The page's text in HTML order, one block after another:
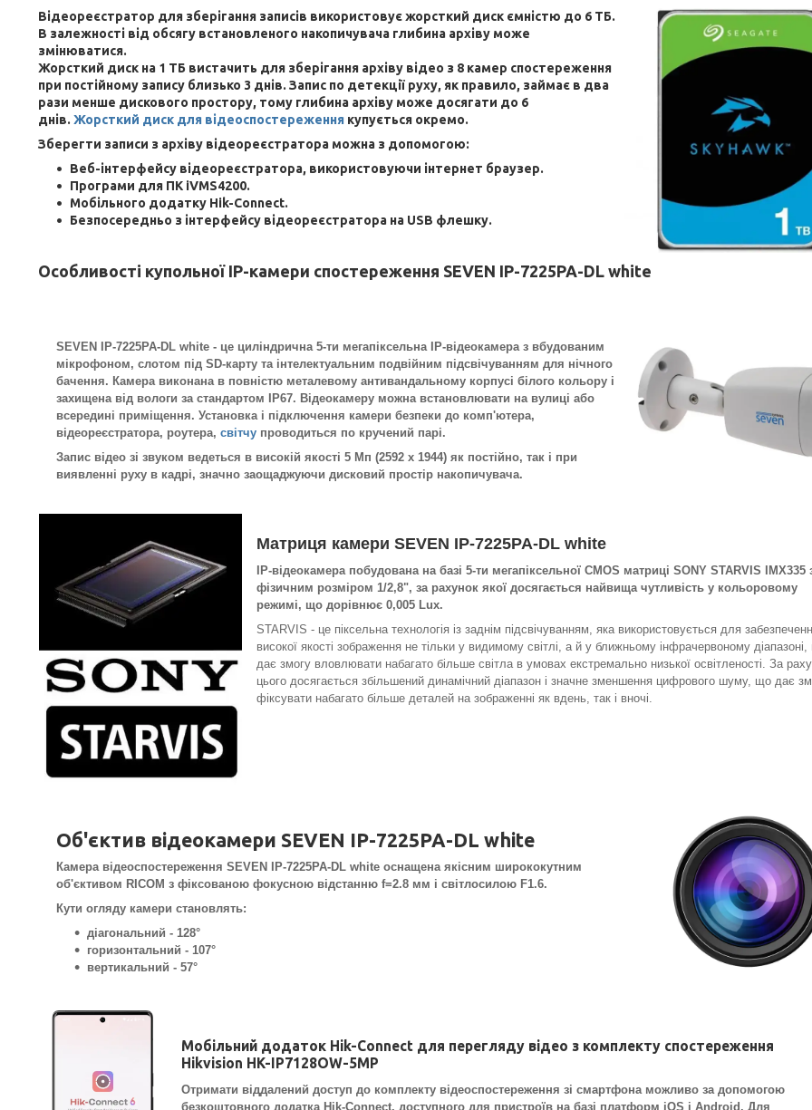
Відеореєстратор для зберігання записів використовує жорсткий диск ємністю до 6 ТБ.
В залежності від обсягу встановленого накопичувача глибина архіву може
змінюватися.
Жорсткий диск на 1 ТБ вистачить для зберігання архіву відео з 8 камер спостереження
при постійному запису близько 3 днів. Запис по детекції руху, як правило, займає в два
рази менше дискового простору, тому глибина архіву може досягати до 6
днів. Жорсткий диск для відеоспостереження купується окремо.
Зберегти записи з архіву відеореєстратора можна з допомогою:
Веб-інтерфейсу відеореєстратора, використовуючи інтернет браузер.
Програми для ПК iVMS4200.
Мобільного додатку Hik-Connect.
Безпосередньо з інтерфейсу відеореєстратора на USB флешку.
Особливості купольної IP-камери спостереження SEVEN IP-7225PA-DL white
SEVEN IP-7225PA-DL white - це циліндрична 5-ти мегапіксельна IP-відеокамера з вбудованим
мікрофоном, слотом під SD-карту та інтелектуальним подвійним підсвічуванням для нічного
бачення. Камера виконана в повністю металевому антивандальному корпусі білого кольору і
захищена від вологи за стандартом IP67. Відеокамеру можна встановлювати на вулиці або
всередині приміщення. Установка і підключення камери безпеки до комп'ютера,
відеореєстратора, роутера, світчу проводиться по кручений парі.
Запис відео зі звуком ведеться в високій якості 5 Мп (2592 x 1944) як постійно, так і при
виявленні руху в кадрі, значно заощаджуючи дисковий простір накопичувача.
Матриця камери SEVEN IP-7225PA-DL white
IP-відеокамера побудована на базі 5-ти мегапіксельної CMOS матриці SONY STARVIS IMX335
фізичним розміром 1/2,8", за рахунок якої досягається найвища чутливість у кольоровому
режимі, що дорівнює 0,005 Lux.
STARVIS - це піксельна технологія із заднім підсвічуванням, яка використовується для
високої якості зображення не тільки у видимому світлі, а й у ближньому інфрачервоному
дає змогу вловлювати набагато більше світла в умовах екстремально низької освітленості. За
цього досягається збільшений динамічний діапазон і значне зменшення цифрового шуму, що дає
фіксувати набагато більше деталей на зображенні як вдень, так і вночі.
Об'єктив відеокамери SEVEN IP-7225PA-DL white
Камера відеоспостереження SEVEN IP-7225PA-DL white оснащена якісним ширококутним
об'єктивом RICOM з фіксованою фокусною відстанню f=2.8 мм і світлосилою F1.6.
Кути огляду камери становлять:
діагональний - 128°
горизонтальний - 107°
вертикальний - 57°
Мобільний додаток Hik-Connect для перегляду відео з комплекту спостереження
Hikvision HK-IP7128OW-5MP
Отримати віддалений доступ до комплекту відеоспостереження зі смартфона можливо за допомогою
безкоштовного додатка Hik-Connect, доступного для пристроїв на базі платформ iOS і Android. Для